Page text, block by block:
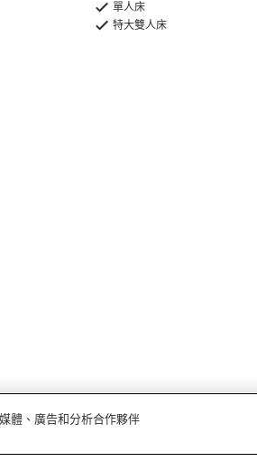
單人床
特大雙人床
體、廣告和分析合作夥伴